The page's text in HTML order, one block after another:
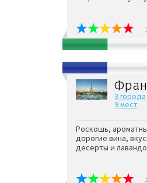
3 города
9 мест
Роскошь,
дорогие вина,
десерты и